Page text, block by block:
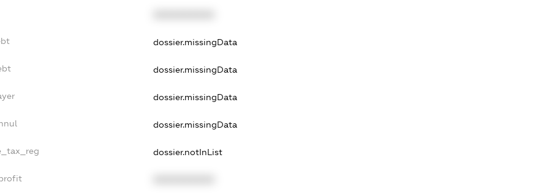
dossier.missingData
dossier.missingData
dossier.missingData
dossier.missingData
dossier.notInList